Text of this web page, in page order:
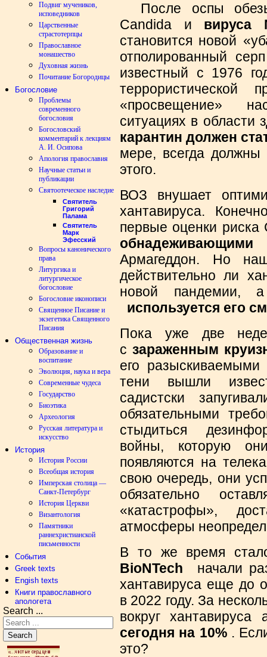
Подвиг мучеников,
исповедников
Царственные
страстотерпцы
Православное
монашество
Духовная жизнь
Почитание Богородицы
Богословие
Проблемы
современного
богословия
Богословский
комментарий к лекциям
А. И. Осипова
Апология православия
Научные статьи и
публикации
Святоотеческое наследие
Святитель
Григорий
Палама
Святитель
Марк
Эфесский
Вопросы канонического
права
Литургика и
литургическое
богословие
Богословие иконописи
Священное Писание и
экзегетика Священного
Писания
Общественная жизнь
Образование и
воспитание
Эволюция, наука и вера
Современные чудеса
Государство
Биоэтика
Археология
Русская литература и
искусство
История
История России
Всеобщая история
Имперская столица —
Санкт-Петербург
История Церкви
Византология
Памятники
раннехристианской
письменности
События
Greek texts
Engish texts
Книги православного
апологета
Search ...
Search
После оспы
Candida и вируса
становится новой
отполированный
известный с 1976
террористической
«просвещение»
ситуациях в области
карантин должен
мере, всегда
этого.
ВОЗ внушает
хантавируса.
первые оценки
обнадеживающими
Армагеддон. Но
действительно ли
новой
используется его
Пока уже две
с зараженным
его
тени вышли
садистски
обязательными
стыдиться
войны, которую
появляются на
свою очередь, они
обязательно
«катастрофы»,
атмосферы
В то же время
BioNTech начали
хантавируса еще до
в 2022 году. За
вокруг
сегодня на 10%.
это?